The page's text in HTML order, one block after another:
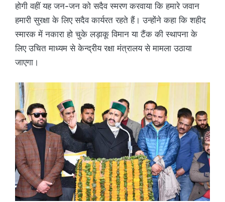
होगी वहीं यह जन-जन को सदैव स्मरण करवाया कि हमारे जवान
हमारी सुरक्षा के लिए सदैव कार्यरत रहते हैं। उन्होंने कहा कि शहीद
स्मारक में नकारा हो चुके लड़ाकू विमान या टैंक की स्थापना के
लिए उचित माध्यम से केन्द्रीय रक्षा मंत्रालय से मामला उठाया
जाएगा।